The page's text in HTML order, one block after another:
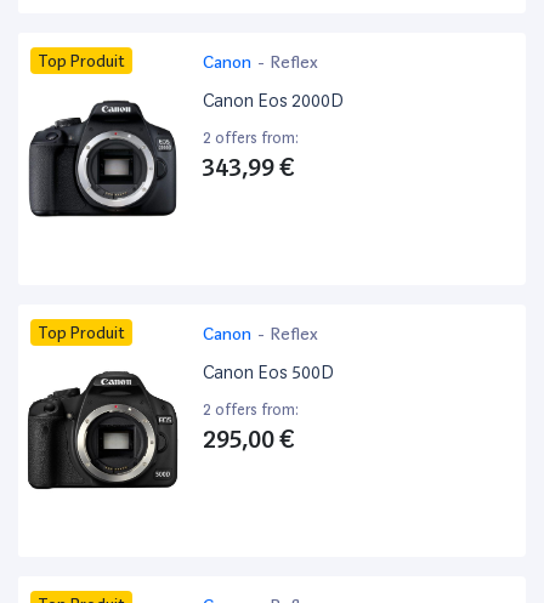
Top Produit Canon - Reflex
Canon Eos 2000D
2 offers from:
343,99 €
Top Produit Canon - Reflex
Canon Eos 500D
2 offers from:
295,00 €